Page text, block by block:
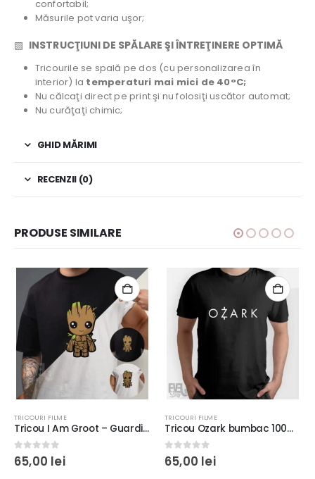
confortabil;
Măsurile pot varia uşor;
▧ INSTRUCŢIUNI DE SPĂLARE ŞI ÎNTREŢINERE OPTIMĂ
Tricourile se spală pe dos (cu personalizarea în
interior) la temperaturi mai mici de 40°C;
Nu călcaţi direct pe print şi nu folosiţi uscător automat;
Nu curăţaţi chimic;
GHID MĂRIMI
RECENZII (0)
PRODUSE SIMILARE
TRICOURI FILME
Tricou I Am Groot – Guardians of the Galaxy, rezistent la spălări, bumbac 100%, Unisex, Regular Fit, culoare negru/alb
0 out of 5
65,00 lei
TRICOURI FILME
Tricou Ozark bumbac 100%, rezistent la spălări, regular fit, culoare alb sau negru
0 out of 5
65,00 lei